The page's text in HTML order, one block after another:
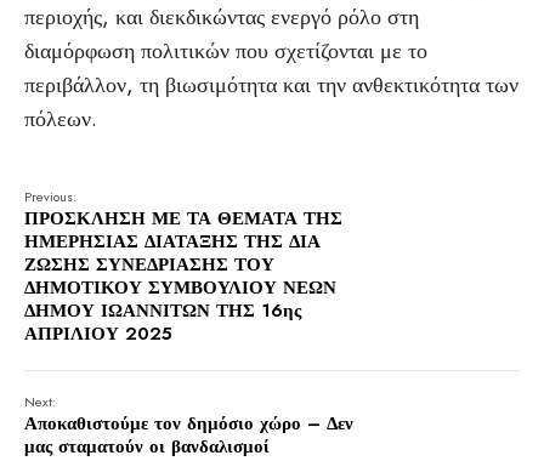
περιοχής, και διεκδικώντας ενεργό ρόλο στη
διαμόρφωση πολιτικών που σχετίζονται με το
περιβάλλον, τη βιωσιμότητα και την ανθεκτικότητα των
πόλεων.
Previous:
ΠΡΟΣΚΛΗΣΗ ΜΕ ΤΑ ΘΕΜΑΤΑ ΤΗΣ
ΗΜΕΡΗΣΙΑΣ ΔΙΑΤΑΞΗΣ ΤΗΣ ΔΙΑ
ΖΩΣΗΣ ΣΥΝΕΔΡΙΑΣΗΣ ΤΟΥ
ΔΗΜΟΤΙΚΟΥ ΣΥΜΒΟΥΛΙΟΥ ΝΕΩΝ
ΔΗΜΟΥ ΙΩΑΝΝΙΤΩΝ ΤΗΣ 16ης
ΑΠΡΙΛΙΟΥ 2025
Next:
Αποκαθιστούμε τον δημόσιο χώρο – Δεν
μας σταματούν οι βανδαλισμοί